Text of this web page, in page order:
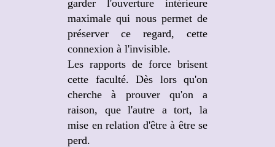
garder l'ouverture intérieure
maximale qui nous permet de
préserver ce regard, cette
connexion à l'invisible.
Les rapports de force brisent
cette faculté. Dès lors qu'on
cherche à prouver qu'on a
raison, que l'autre a tort, la
mise en relation d'être à être se
perd.